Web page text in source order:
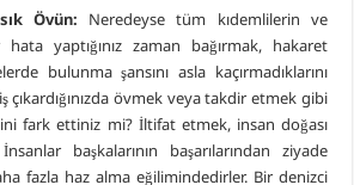
Övün: Neredeyse tüm kıdemlilerin ve
hata yaptığınız zaman bağırmak, hakaret
bulunma şansını asla kaçırmadıklarını
övmek veya takdir etmek gibi
fark ettiniz mi? İltifat etmek, insan doğası
başkalarının başarılarından ziyade
fazla haz alma eğilimindedirler. Bir denizci